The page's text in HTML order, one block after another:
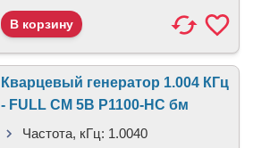
Кварцевый генератор 1.004 КГц
- FULL CM 5В P1100-HC бм
Частота, кГц: 1.0040